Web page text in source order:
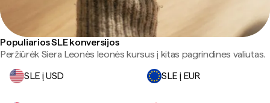
Populiarios SLE konversijos
Peržiūrėk Siera Leonės leonės kursus į kitas pagrindines valiutas.
SLE į USD
SLE į EUR